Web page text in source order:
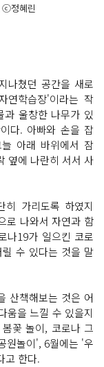
ⓒ정혜린
나쳤던 공간을 새로
연학습장'이라는 작
과 울창한 나무가 있
다. 아빠와 손을 잡
아래 바위에서 잠
옆에 나란히 서서 사
히 가리도록 하였지
로 나와서 자연과 함
나19가 일으킨 코로
수 있다는 것을 말
산책해보는 것은 어
움을 느낄 수 있을지
꽃 놀이, 코로나 그
원놀이', 6월에는 '우
고 한다.